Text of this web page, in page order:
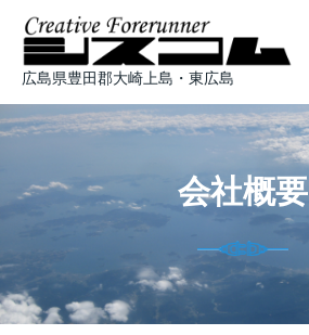
キ
ッ
広島県豊田郡大崎上島・東広島
会社概要